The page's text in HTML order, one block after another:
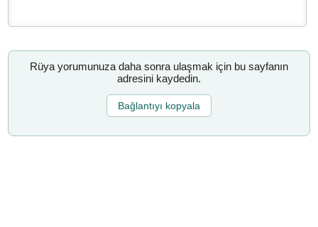
Rüya yorumunuza daha sonra ulaşmak için bu sayfanın
adresini kaydedin.
Bağlantıyı kopyala